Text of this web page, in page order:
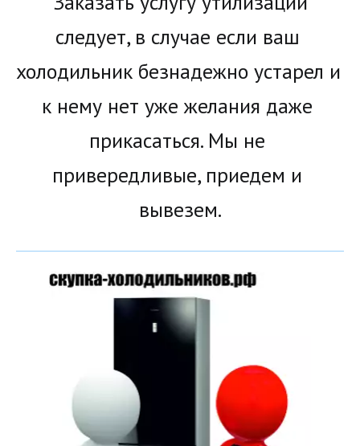
следует, в случае если ваш
холодильник безнадежно устарел и
к нему нет уже желания даже
прикасаться. Мы не
привередливые, приедем и
вывезем.